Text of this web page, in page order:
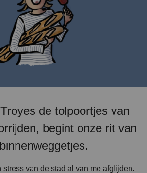
de tolpoortjes van
begint onze rit van
stress van de stad al van me afglijden.